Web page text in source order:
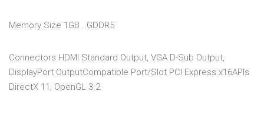
Memory Size 1GB . GDDR5
Connectors HDMI Standard Output, VGA D-Sub Output,
DisplayPort OutputCompatible Port/Slot PCI Express x16APIs
DirectX 11, OpenGL 3.2